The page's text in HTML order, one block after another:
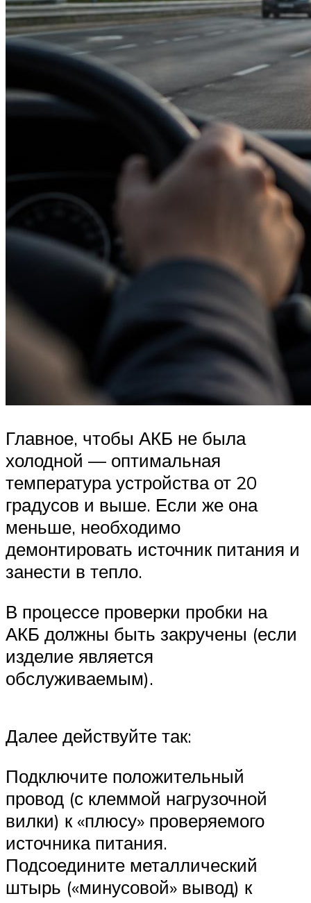
Главное, чтобы АКБ не была
холодной — оптимальная
температура устройства от 20
градусов и выше. Если же она
меньше, необходимо
демонтировать источник питания и
занести в тепло.
В процессе проверки пробки на
АКБ должны быть закручены (если
изделие является
обслуживаемым).
Далее действуйте так:
Подключите положительный
провод (с клеммой нагрузочной
вилки) к «плюсу» проверяемого
источника питания.
Подсоедините металлический
штырь («минусовой» вывод) к